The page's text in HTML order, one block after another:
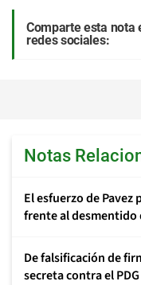
Comparte esta nota
redes sociales:
Notas
El esfuerzo de
frente al
De falsificación de
secreta contra el